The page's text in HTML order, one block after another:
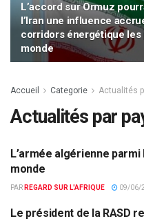
L’accord sur Ormuz
l’Iran une influence
corridors énergétique les
monde
Accueil Categorie Actualités
Actualités par
ACTUALITÉS PAR PAYS
L’armée algérienne
monde
PAR REGARD SUR L'AFRIQUE 09/06/
ACTUALITÉS PAR PAYS
Le président de la RASD